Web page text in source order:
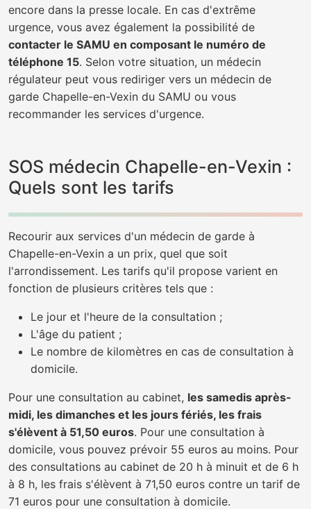
encore dans la presse locale. En cas d'extrême
urgence, vous avez également la possibilité de
contacter le SAMU en composant le numéro de
téléphone 15. Selon votre situation, un médecin
régulateur peut vous rediriger vers un médecin de
garde Chapelle-en-Vexin du SAMU ou vous
recommander les services d'urgence.
SOS médecin Chapelle-en-Vexin :
Quels sont les tarifs
Recourir aux services d'un médecin de garde à
Chapelle-en-Vexin a un prix, quel que soit
l'arrondissement. Les tarifs qu'il propose varient en
fonction de plusieurs critères tels que :
Le jour et l'heure de la consultation ;
L'âge du patient ;
Le nombre de kilomètres en cas de consultation à
domicile.
Pour une consultation au cabinet, les samedis après-
midi, les dimanches et les jours fériés, les frais
s'élèvent à 51,50 euros. Pour une consultation à
domicile, vous pouvez prévoir 55 euros au moins. Pour
des consultations au cabinet de 20 h à minuit et de 6 h
à 8 h, les frais s'élèvent à 71,50 euros contre un tarif de
71 euros pour une consultation à domicile.